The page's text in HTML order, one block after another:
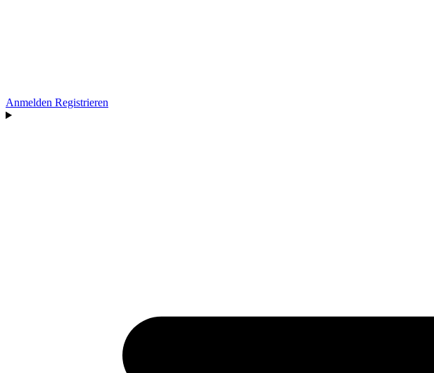
Anmelden Registrieren